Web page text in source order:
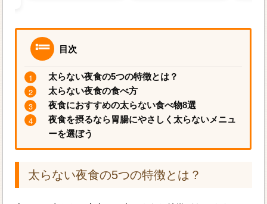
目次
太らない夜食の5つの特徴とは？
太らない夜食の食べ方
夜食におすすめの太らない食べ物8選
夜食を摂るなら胃腸にやさしく太らないメニュ
ーを選ぼう
太らない夜食の5つの特徴とは？